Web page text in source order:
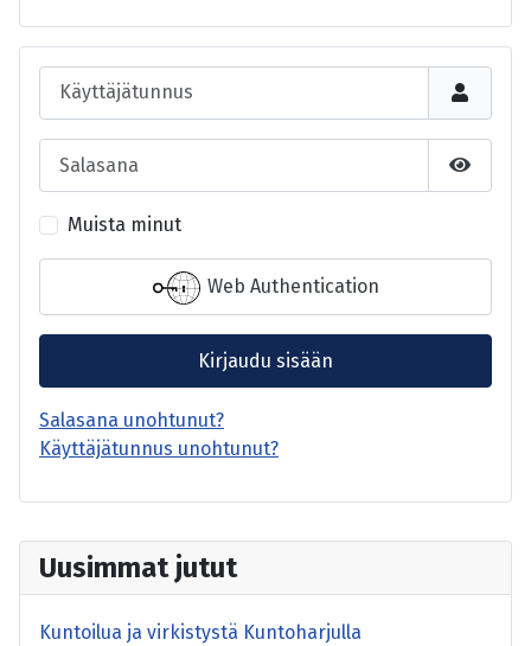
Uusimmat jutut
Kuntoilua ja virkistystä Kuntoharjulla
Käyttäjätunnus
Salasana
Näytä
Muista minut
Web Authentication
Kirjaudu sisään
Salasana unohtunut?
Käyttäjätunnus unohtunut?